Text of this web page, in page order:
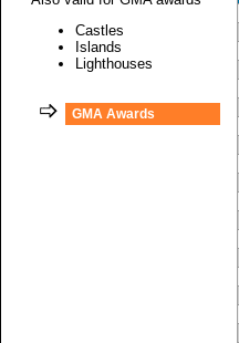
Castles
Islands
Lighthouses
GMA Awards